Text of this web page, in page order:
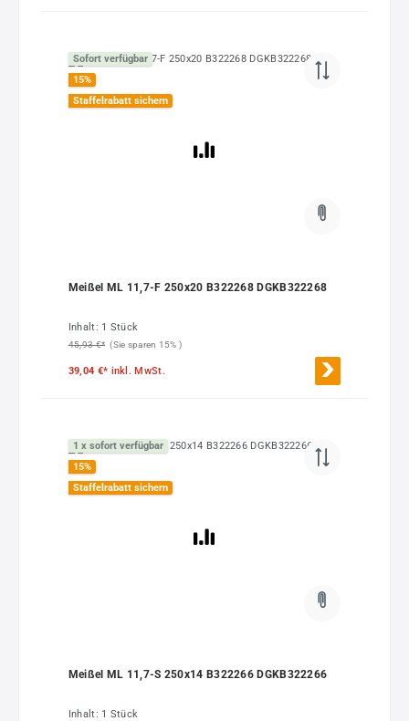
Sofort verfügbar
15%
Staffelrabatt sichern
Meißel ML 11,7-F 250x20 B322268 DGKB322268
Inhalt: 1 Stück
45,93 €* (Sie sparen 15% )
39,04 €* inkl. MwSt.
1 x sofort verfügbar
15%
Staffelrabatt sichern
Meißel ML 11,7-S 250x14 B322266 DGKB322266
Inhalt: 1 Stück